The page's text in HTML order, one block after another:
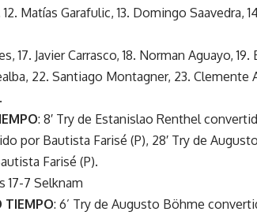
12. Matías Garafulic, 13. Domingo Saavedra,
17. Javier Carrasco, 18. Norman Aguayo,
22. Santiago Montagner, 23. Clemente
: 8′ Try de Estanislao Renthel
por Bautista Farisé (P), 28′ Try de
Farisé (P).
17-7 Selknam
TIEMPO: 6’ Try de Augusto Böhme